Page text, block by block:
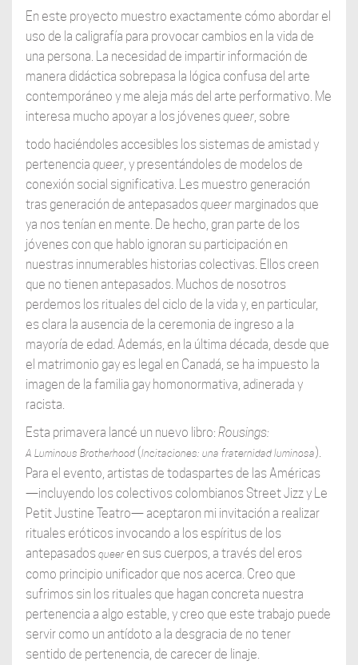
En este proyecto muestro exactamente cómo abordar el
uso de la caligrafía para provocar cambios en la vida de
una persona. La necesidad de impartir información de
manera didáctica sobrepasa la lógica confusa del arte
contemporáneo y me aleja más del arte performativo. Me
interesa mucho apoyar a los jóvenesqueer, sobre
todo haciéndoles accesibles los sistemas de amistad y
pertenencia queer, y presentándoles de modelos de
conexión social significativa. Les muestro generación
tras generación de antepasadosqueermarginados que
ya nos tenían en mente. De hecho, gran parte de los
jóvenes con que hablo ignoran su participación en
nuestras innumerables historias colectivas. Ellos creen
que no tienen antepasados. Muchos de nosotros
perdemos los rituales del ciclo de la vida y, en particular,
es clara la ausencia de la ceremonia de ingreso a la
mayoría de edad. Además, en la última década, desde que
el matrimonio gay es legal en Canadá, se ha impuesto la
imagen de la familia gay homonormativa, adinerada y
racista.
Esta primavera lancé un nuevo libro: Rousings:
A Luminous Brotherhood (Incitaciones: una fraternidad luminosa).
Para el evento, artistas de todaspartes de las Américas
—incluyendo los colectivos colombianos Street Jizz y Le
Petit Justine Teatro— aceptaron mi invitación a realizar
rituales eróticos invocando a los espíritus de los
antepasados queeren sus cuerpos, a través del eros
como principio unificador que nos acerca. Creo que
sufrimos sin los rituales que hagan concreta nuestra
pertenencia a algo estable, y creo que este trabajo puede
servir como un antídoto a la desgracia de no tener
sentido de pertenencia, de carecer de linaje.